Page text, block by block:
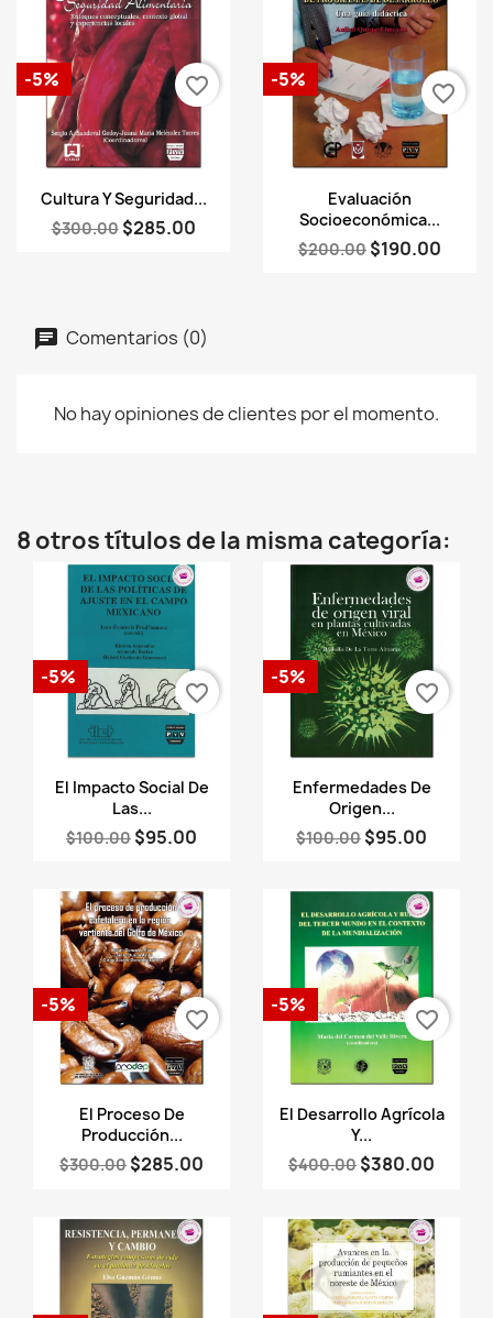
Vista rápida
Cultura Y Seguridad...
$300.00 $285.00
-5% favorite_border
Vista rápida
Evaluación
Socioeconómica...
$200.00 $190.00
-5%
favorite_border
Comentarios (0)
No hay opiniones de clientes por el momento.
8 otros títulos de la misma categoría:
Vista rápida
El Impacto Social De
Las...
$100.00 $95.00
-5%
favorite_border
Vista rápida
Enfermedades De
Origen...
$100.00 $95.00
-5%
favorite_border
 Vista rápida
El Proceso De
Producción...
$300.00 $285.00
-5%
favorite_border
Vista rápida
El Desarrollo Agrícola
Y...
$400.00 $380.00
-5%
favorite_border